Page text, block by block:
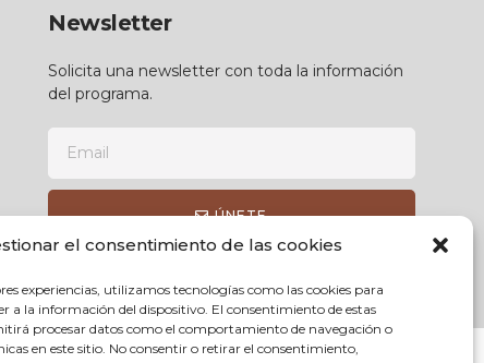
el consentimiento de las cookies
experiencias, utilizamos tecnologías como las cookies para
a la información del dispositivo. El consentimiento de estas
procesar datos como el comportamiento de navegación o
en este sitio. No consentir o retirar el consentimiento,
Newsletter
Solicita una newsletter con toda la información
del programa.
ÚNETE